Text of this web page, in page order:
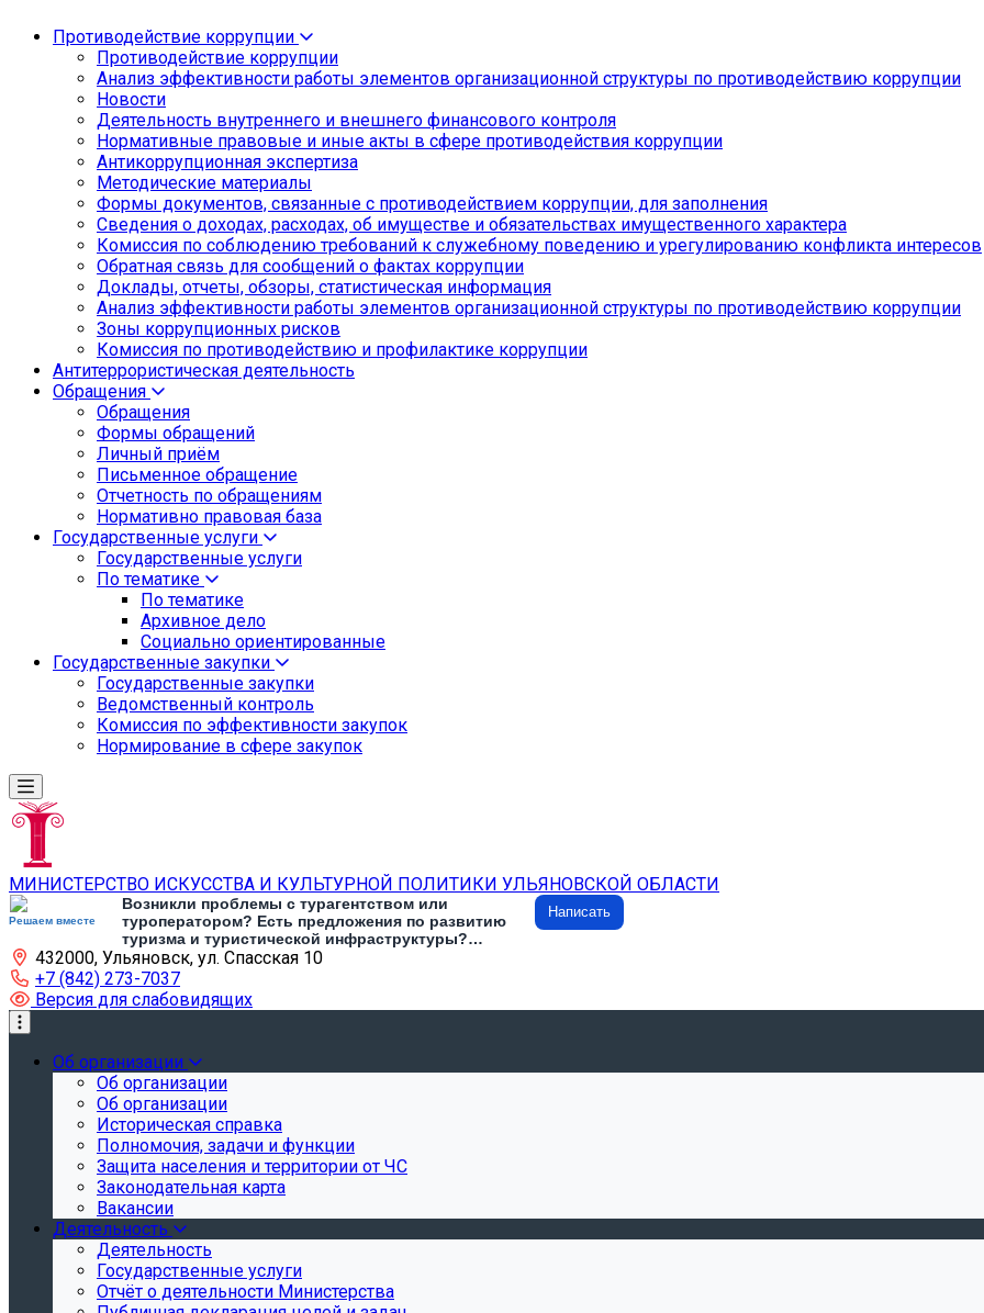
Противодействие коррупции
Противодействие коррупции
Анализ эффективности работы элементов организационной структуры по противодействию коррупции
Новости
Деятельность внутреннего и внешнего финансового контроля
Нормативные правовые и иные акты в сфере противодействия коррупции
Антикоррупционная экспертиза
Методические материалы
Формы документов, связанные с противодействием коррупции, для заполнения
Сведения о доходах, расходах, об имуществе и обязательствах имущественного характера
Комиссия по соблюдению требований к служебному поведению и урегулированию конфликта интересов
Обратная связь для сообщений о фактах коррупции
Доклады, отчеты, обзоры, статистическая информация
Анализ эффективности работы элементов организационной структуры по противодействию коррупции
Зоны коррупционных рисков
Комиссия по противодействию и профилактике коррупции
Антитеррористическая деятельность
Обращения
Обращения
Формы обращений
Личный приём
Письменное обращение
Отчетность по обращениям
Нормативно правовая база
Государственные услуги
Государственные услуги
По тематике
По тематике
Архивное дело
Социально ориентированные
Государственные закупки
Государственные закупки
Ведомственный контроль
Комиссия по эффективности закупок
Нормирование в сфере закупок
МИНИСТЕРСТВО ИСКУССТВА И КУЛЬТУРНОЙ ПОЛИТИКИ УЛЬЯНОВСКОЙ ОБЛАСТИ
Решаем вместе
Возникли проблемы с турагентством или
туроператором? Есть предложения по развитию
туризма и туристической инфраструктуры?
Напишите об этом
Написать
432000, Ульяновск, ул. Спасская 10
+7 (842) 273-7037
Версия для слабовидящих
Об организации
Об организации
Об организации
Историческая справка
Полномочия, задачи и функции
Защита населения и территории от ЧС
Законодательная карта
Вакансии
Деятельность
Деятельность
Государственные услуги
Отчёт о деятельности Министерства